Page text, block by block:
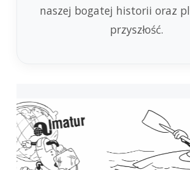
naszej bogatej historii oraz
przyszłość.